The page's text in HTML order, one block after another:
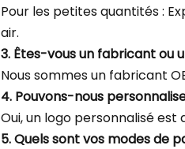
Pour les petites quantités :
air.
3. Êtes-vous un fabricant ou
Nous sommes un fabricant
4. Pouvons-nous
Oui, un logo personnalisé
5. Quels sont vos modes de